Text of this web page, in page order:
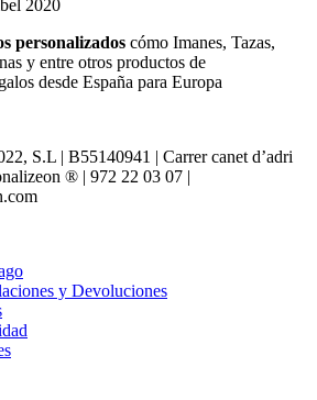
personalizados cómo Imanes, Tazas,
y entre otros productos de
desde España para Europa
S.L | B55140941 | Carrer canet d’adri
® | 972 22 03 07 |
y Devoluciones